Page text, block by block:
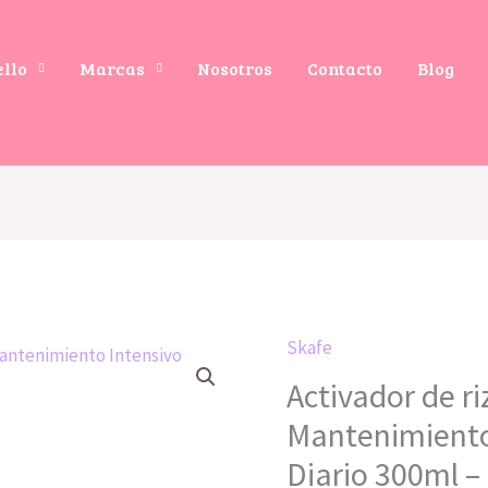
Marcas Nosotros Contacto Blog
Skafe
Activador de
Diario 300ml –
Activador
de
rizos